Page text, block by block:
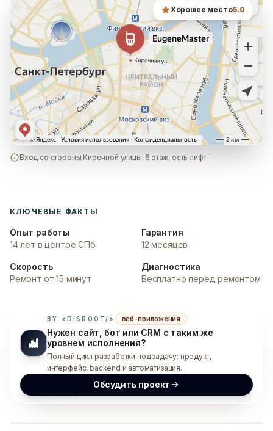
Хорошее место5.0
Вход со стороны Кирочной улицы, 6 этаж, есть лифт
КЛЮЧЕВЫЕ ФАКТЫ
Опыт работы
14 лет в центре СПб
Гарантия
12 месяцев
Скорость
Ремонт от 15 минут
Диагностика
Бесплатно перед ремонтом
BY <DISROOT/> веб-приложения
Нужен сайт, бот или CRM с таким же
уровнем исполнения?
Полный цикл разработки под задачу: продукт,
интерфейс, backend и автоматизация.
Обсудить проект